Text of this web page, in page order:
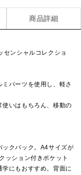
商品詳細
センシャルコレクショ
パーツを使用し、軽さ
いはもちろん、移動の
ックパック。A4サイズが
ッション付きポケット
にもおすすめ。背面に